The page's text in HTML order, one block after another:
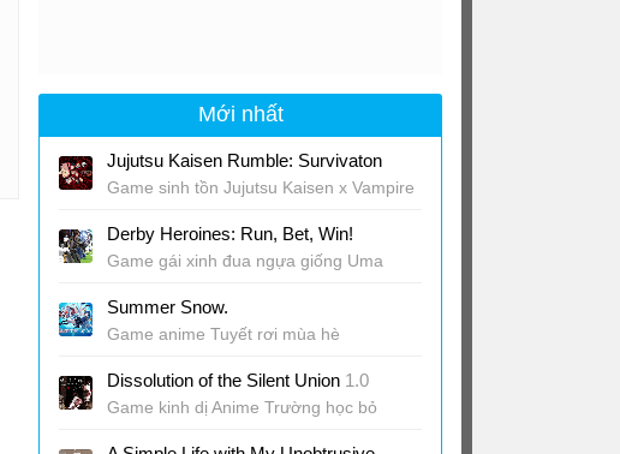
Mới nhất
Jujutsu Kaisen Rumble: Survivaton
Game sinh tồn Jujutsu Kaisen x Vampire
Derby Heroines: Run, Bet, Win!
Game gái xinh đua ngựa giống Uma
Summer Snow.
Game anime Tuyết rơi mùa hè
Dissolution of the Silent Union 1.0
Game kinh dị Anime Trường học bỏ